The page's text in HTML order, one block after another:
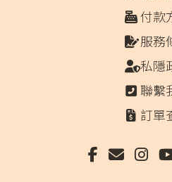
付款
服務
私隱
聯繫
訂單